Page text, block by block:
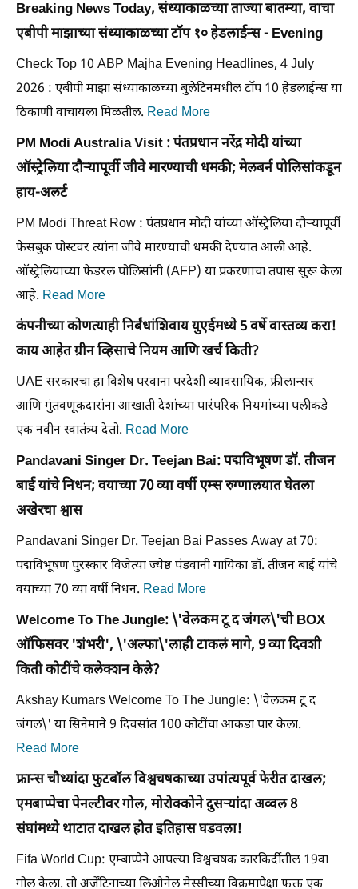
Breaking News Today, संध्याकाळच्या ताज्या बातम्या, वाचा
एबीपी माझाच्या संध्याकाळच्या टॉप १० हेडलाईन्स - Evening
Check Top 10 ABP Majha Evening Headlines, 4 July
2026 : एबीपी माझा संध्याकाळच्या बुलेटिनमधील टॉप 10 हेडलाईन्स या
ठिकाणी वाचायला मिळतील. Read More
PM Modi Australia Visit : पंतप्रधान नरेंद्र मोदी यांच्या
ऑस्ट्रेलिया दौऱ्यापूर्वी जीवे मारण्याची धमकी; मेलबर्न पोलिसांकडून
हाय-अलर्ट
PM Modi Threat Row : पंतप्रधान मोदी यांच्या ऑस्ट्रेलिया दौऱ्यापूर्वी
फेसबुक पोस्टवर त्यांना जीवे मारण्याची धमकी देण्यात आली आहे.
ऑस्ट्रेलियाच्या फेडरल पोलिसांनी (AFP) या प्रकरणाचा तपास सुरू केला
आहे. Read More
कंपनीच्या कोणत्याही निर्बंधांशिवाय युएईमध्ये 5 वर्षे वास्तव्य करा!
काय आहेत ग्रीन व्हिसाचे नियम आणि खर्च किती?
UAE सरकारचा हा विशेष परवाना परदेशी व्यावसायिक, फ्रीलान्सर
आणि गुंतवणूकदारांना आखाती देशांच्या पारंपरिक नियमांच्या पलीकडे
एक नवीन स्वातंत्र्य देतो. Read More
Pandavani Singer Dr. Teejan Bai: पद्मविभूषण डॉ. तीजन
बाई यांचे निधन; वयाच्या 70 व्या वर्षी एम्स रुग्णालयात घेतला
अखेरचा श्वास
Pandavani Singer Dr. Teejan Bai Passes Away at 70:
पद्मविभूषण पुरस्कार विजेत्या ज्येष्ठ पंडवानी गायिका डॉ. तीजन बाई यांचे
वयाच्या 70 व्या वर्षी निधन. Read More
Welcome To The Jungle: \'वेलकम टू द जंगल\'ची BOX
ऑफिसवर 'शंभरी', \'अल्फा\'लाही टाकलं मागे, 9 व्या दिवशी
किती कोटींचे कलेक्शन केले?
Akshay Kumars Welcome To The Jungle: \'वेलकम टू द
जंगल\' या सिनेमाने 9 दिवसांत 100 कोटींचा आकडा पार केला.
Read More
फ्रान्स चौथ्यांदा फुटबॉल विश्वचषकाच्या उपांत्यपूर्व फेरीत दाखल;
एमबाप्पेचा पेनल्टीवर गोल, मोरोक्कोने दुसऱ्यांदा अव्वल 8
संघांमध्ये थाटात दाखल होत इतिहास घडवला!
Fifa World Cup: एम्बाप्पेने आपल्या विश्वचषक कारकिर्दीतील 19वा
गोल केला. तो अर्जेंटिनाच्या लिओनेल मेस्सीच्या विक्रमापेक्षा फक्त एक